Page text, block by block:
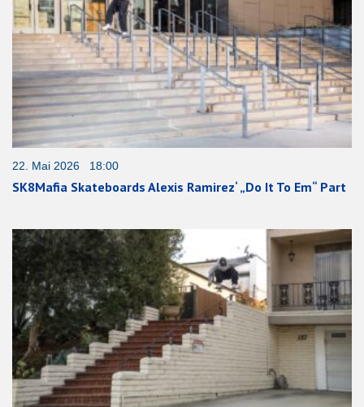
22. Mai 2026 18:00
SK8Mafia Skateboards Alexis Ramirez‘ „Do It To Em“ Part